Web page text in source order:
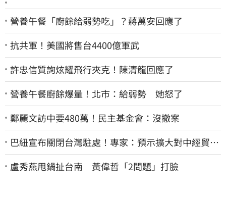
營養午餐「廚餘給弱勢吃」？蔣萬安回應了
抗共軍！美國將售台4400億軍武
許忠信質詢炫耀飛行夾克！陳清龍回應了
營養午餐廚餘爆量！北市：給弱勢 她怒了
鄭麗文訪中要480萬！民主基金會：沒撤案
巴紐宣布關閉台灣駐處！專家：預示擴大對中經貿合
作
盧秀燕甩鍋扯台南 黃偉哲「2問題」打臉